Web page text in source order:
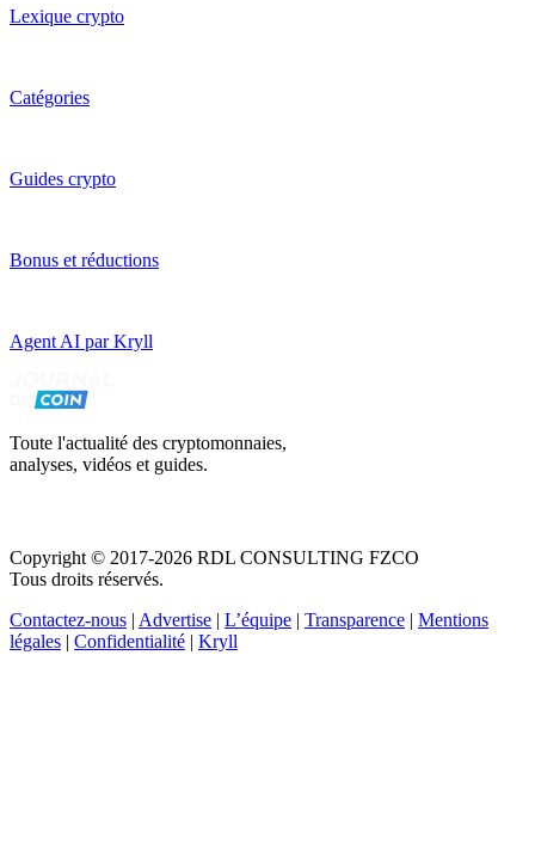
Lexique crypto
Catégories
Guides crypto
Bonus et réductions
Agent AI par Kryll
Toute l'actualité des cryptomonnaies,
analyses, vidéos et guides.
Copyright © 2017-2026 RDL CONSULTING FZCO
Tous droits réservés.
Contactez-nous | Advertise | L’équipe | Transparence | Mentions
légales | Confidentialité | Kryll